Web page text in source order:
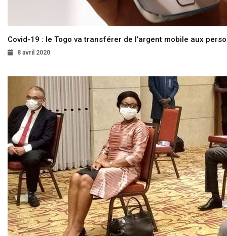
Covid-19 : le Togo va transférer de l’argent mobile aux
8 avril 2020